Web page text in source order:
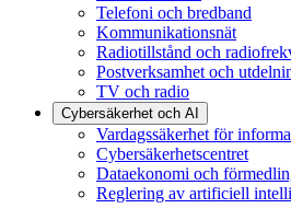
Telefoni och bredband
Kommunikationsnät
Radiotillstånd och
Postverksamhet och
TV och radio
Cybersäkerhet och AI
Vardagssäkerhet för
Cybersäkerhetscentret
Dataekonomi och
Reglering av artificiell